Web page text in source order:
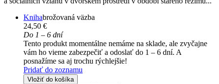
Knihabrožovaná väzba
24,50 €
Do 1 – 6 dní
Tento produkt momentálne nemáme na sklade, ale zvyčajne
vám ho vieme zabezpečiť a odoslať do 1 – 6 dní. A
posnažíme sa aj trochu rýchlejšie!
Pridať do zoznamu
Vložiť do košíka